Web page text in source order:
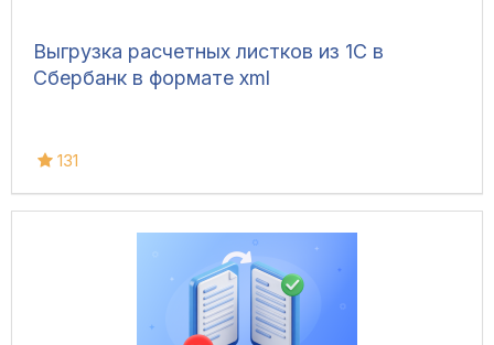
Выгрузка расчетных листков из 1С в
Сбербанк в формате xml
131